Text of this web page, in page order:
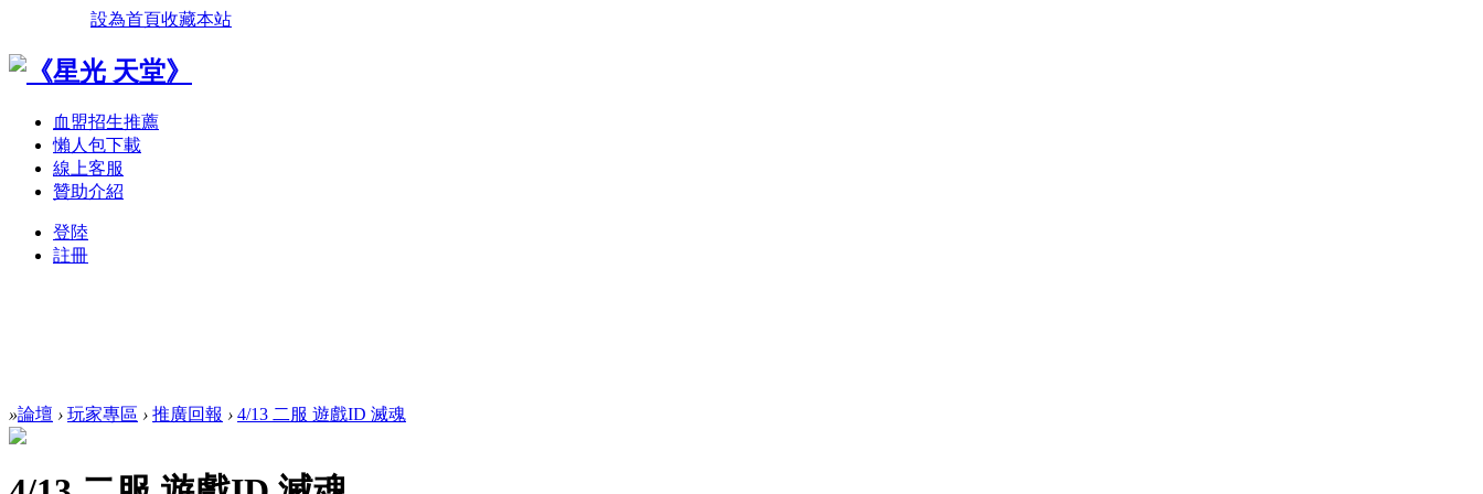
設為首頁收藏本站
血盟招生推薦
懶人包下載
線上客服
贊助介紹
登陸
註冊
»論壇 › 玩家專區 › 推廣回報 › 4/13 二服 遊戲ID 滅魂